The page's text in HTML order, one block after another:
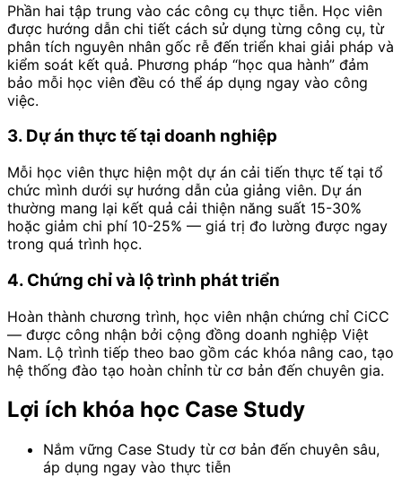
Phần hai tập trung vào các công cụ thực tiễn. Học viên
được hướng dẫn chi tiết cách sử dụng từng công cụ, từ
phân tích nguyên nhân gốc rễ đến triển khai giải pháp và
kiểm soát kết quả. Phương pháp “học qua hành” đảm
bảo mỗi học viên đều có thể áp dụng ngay vào công
việc.
3. Dự án thực tế tại doanh nghiệp
Mỗi học viên thực hiện một dự án cải tiến thực tế tại tổ
chức mình dưới sự hướng dẫn của giảng viên. Dự án
thường mang lại kết quả cải thiện năng suất 15-30%
hoặc giảm chi phí 10-25% — giá trị đo lường được ngay
trong quá trình học.
4. Chứng chỉ và lộ trình phát triển
Hoàn thành chương trình, học viên nhận chứng chỉ CiCC
— được công nhận bởi cộng đồng doanh nghiệp Việt
Nam. Lộ trình tiếp theo bao gồm các khóa nâng cao, tạo
hệ thống đào tạo hoàn chỉnh từ cơ bản đến chuyên gia.
Lợi ích khóa học Case Study
Nắm vững Case Study từ cơ bản đến chuyên sâu,
áp dụng ngay vào thực tiễn